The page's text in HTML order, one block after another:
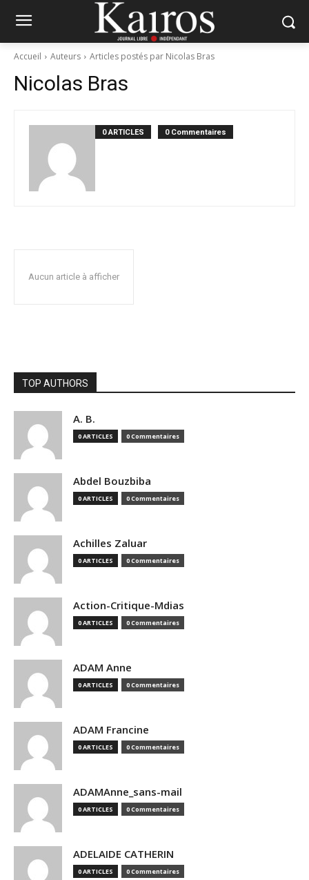
Accueil Auteurs Articles postés par Nicolas Bras
Nicolas Bras
0 ARTICLES 0 Commentaires
Aucun article à afficher
TOP AUTHORS
A. B.
0 ARTICLES 0 Commentaires
Abdel Bouzbiba
0 ARTICLES 0 Commentaires
Achilles Zaluar
0 ARTICLES 0 Commentaires
Action-Critique-Mdias
0 ARTICLES 0 Commentaires
ADAM Anne
0 ARTICLES 0 Commentaires
ADAM Francine
0 ARTICLES 0 Commentaires
ADAMAnne_sans-mail
0 ARTICLES 0 Commentaires
ADELAIDE CATHERIN
0 ARTICLES 0 Commentaires